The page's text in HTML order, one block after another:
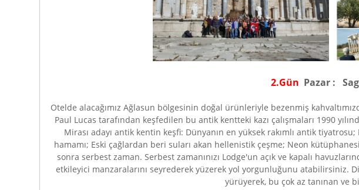
2.Gün Pazar :
Otelde alacağımız Ağlasun bölgesinin doğal ürünleriyle bezenmiş
Paul Lucas tarafından keşfedilen bu antik kentteki kazı çalışmaları 1990
Mirası adayı antik kentin keşfi: Dünyanın en yüksek rakımlı antik
hamamı; Eski çağlardan beri suları akan hellenistik çeşme; Neon
sonra serbest zaman. Serbest zamanınızı Lodge'un açık ve kapalı
etkileyici manzaralarını seyrederek yüzerek yol yorgunluğunu atabilirsiniz.
yürüyerek, bu çok az tanınan ve